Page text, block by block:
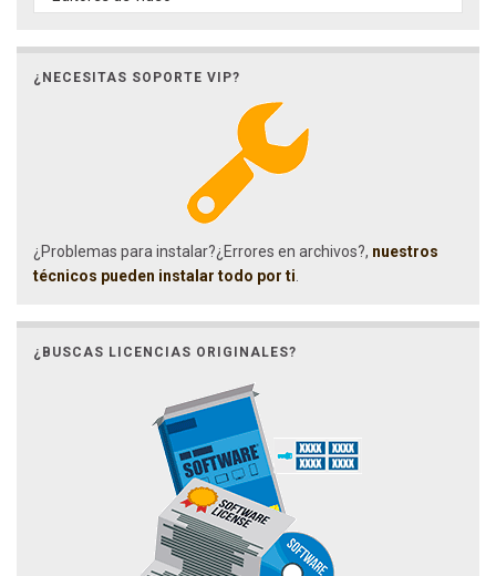
¿NECESITAS SOPORTE VIP?
¿Problemas para instalar?¿Errores en archivos?, nuestros
técnicos pueden instalar todo por ti.
¿BUSCAS LICENCIAS ORIGINALES?